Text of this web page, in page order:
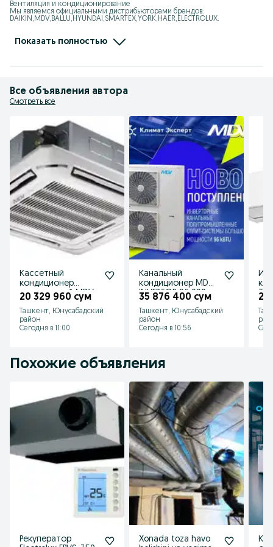
Вентиляция и кондиционирование
Мы являемся официальными дистрибьюторами брендов:
DAIKIN,MDV,BALLU,HYUNDAI,SMARTEX,YORK,HAER,ELECTROLUX.
Тепловые завесы, Калориферы, Тепловентиялторы, Тепловые пушки,
Показать полностью
Все объявления автора
Смотреть все
Кассетный
кондиционер
инверторный MDV
36HRDN1/MDOU-
36HDN1
20 329 960 сум
Ташкент, Юнусабадский
район
Сегодня в 11:00
Канальный
кондиционер MDV
INVERTOR 96 000
35 876 400 сум
Ташкент, Юнусабадский
район
Сегодня в 10:56
20
Похожие объявления
Рекуператор
Xonada toza havo